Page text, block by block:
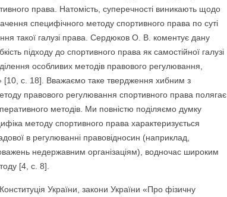
права. Натомість, суперечності виникають щодо
специфічного методу спортивного права по суті
такої галузі права. Сердюков О. В. коментує дану
підходу до спортивного права як самостійної галузі
особливих методів правового регулювання,
[10, с. 18]. Вважаємо таке твердження хибним з
правового регулювання спортивного права полягає
методів. Ми повністю поділяємо думку
методу спортивного права характеризується
в регулюванні правовідносин (наприклад,
недержавним організаціям), водночас широким
[4, с. 8].
України, закони України «Про фізичну